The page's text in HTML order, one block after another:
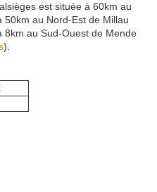
est située à 60km au
50km au Nord-Est de Millau
8km au Sud-Ouest de Mende
).